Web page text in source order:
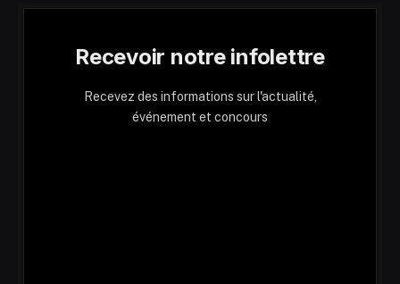
Recevoir notre infolettre
Recevez des informations sur l'actualité,
événement et concours